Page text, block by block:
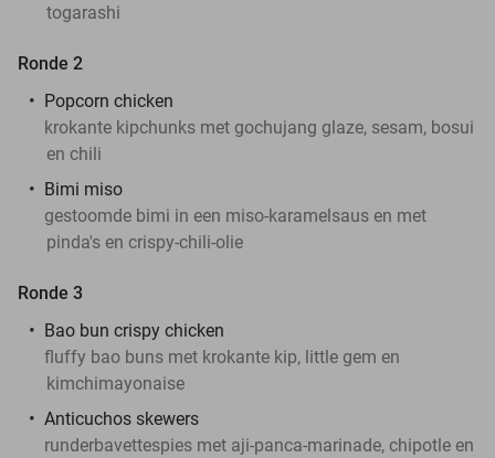
togarashi
Ronde 2
Popcorn chicken
krokante kipchunks met gochujang glaze, sesam, bosui
en chili
Bimi miso
gestoomde bimi in een miso-karamelsaus en met
pinda's en crispy-chili-olie
Ronde 3
Bao bun crispy chicken
fluffy bao buns met krokante kip, little gem en
kimchimayonaise
Anticuchos skewers
runderbavettespies met aji-panca-marinade, chipotle en